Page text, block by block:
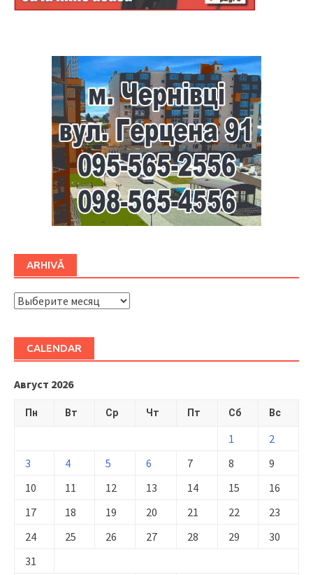
ARHIVĂ
ARHIVĂ
CALENDAR
Август 2026
Пн Вт Ср Чт Пт Сб Вс
1
2
3
4 5 6 7 8
9
10
11 12 13 14 15
16
17
18 19 20 21 22
23
24
25 26 27 28 29
30
31